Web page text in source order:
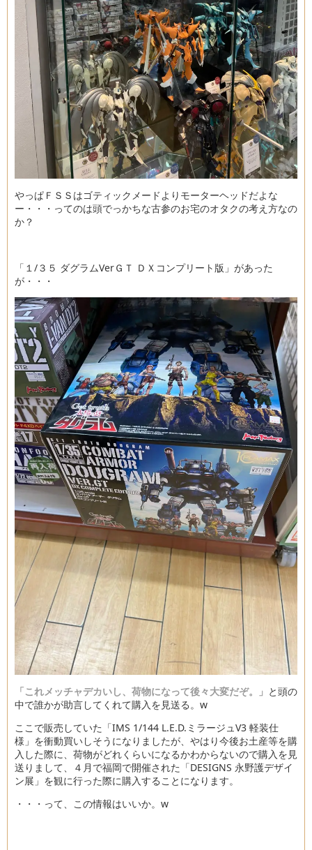
やっぱＦＳＳはゴティックメードよりモーターヘッドだよな
ー・・・ってのは頭でっかちな古参のお宅のオタクの考え方なの
か？
「１/３５ ダグラムVerＧＴ ＤＸコンプリート版」があった
が・・・
「これメッチャデカいし、荷物になって後々大変だぞ。」 と頭の
中で誰かが助言してくれて購入を見送る。w
ここで販売していた「IMS 1/144 L.E.D.ミラージュV3 軽装仕
様」を衝動買いしそうになりましたが、やはり今後お土産等を購
入した際に、荷物がどれくらいになるかわからないので購入を見
送りまして、４月で福岡で開催された「DESIGNS 永野護デザイ
ン展」を観に行った際に購入することになります。
・・・って、この情報はいいか。w